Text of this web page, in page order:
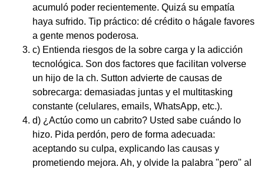
acumuló poder recientemente. Quizá su empatía
haya sufrido. Tip práctico: dé crédito o hágale favores
a gente menos poderosa.
c) Entienda riesgos de la sobre carga y la adicción
tecnológica. Son dos factores que facilitan volverse
un hijo de la ch. Sutton advierte de causas de
sobrecarga: demasiadas juntas y el multitasking
constante (celulares, emails, WhatsApp, etc.).
d) ¿Actúo como un cabrito? Usted sabe cuándo lo
hizo. Pida perdón, pero de forma adecuada:
aceptando su culpa, explicando las causas y
prometiendo mejora. Ah, y olvide la palabra "pero" al